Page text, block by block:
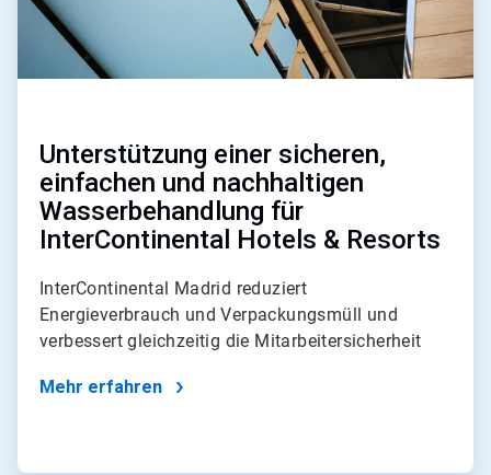
Unterstützung einer sicheren,
einfachen und nachhaltigen
Wasserbehandlung für
InterContinental Hotels & Resorts
InterContinental Madrid reduziert
Energieverbrauch und Verpackungsmüll und
verbessert gleichzeitig die Mitarbeitersicherheit
Mehr erfahren